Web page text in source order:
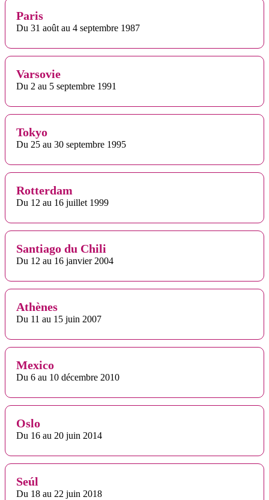
Paris
Du 31 août au 4 septembre 1987
Varsovie
Du 2 au 5 septembre 1991
Tokyo
Du 25 au 30 septembre 1995
Rotterdam
Du 12 au 16 juillet 1999
Santiago du Chili
Du 12 au 16 janvier 2004
Athènes
Du 11 au 15 juin 2007
Mexico
Du 6 au 10 décembre 2010
Oslo
Du 16 au 20 juin 2014
Seúl
Du 18 au 22 juin 2018